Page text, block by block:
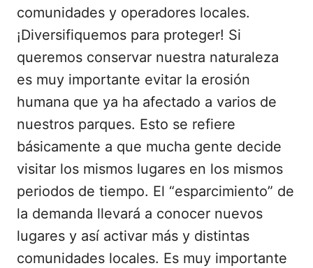
comunidades y operadores locales.
¡Diversifiquemos para proteger! Si
queremos conservar nuestra naturaleza
es muy importante evitar la erosión
humana que ya ha afectado a varios de
nuestros parques. Esto se refiere
básicamente a que mucha gente decide
visitar los mismos lugares en los mismos
periodos de tiempo. El “esparcimiento” de
la demanda llevará a conocer nuevos
lugares y así activar más y distintas
comunidades locales. Es muy importante